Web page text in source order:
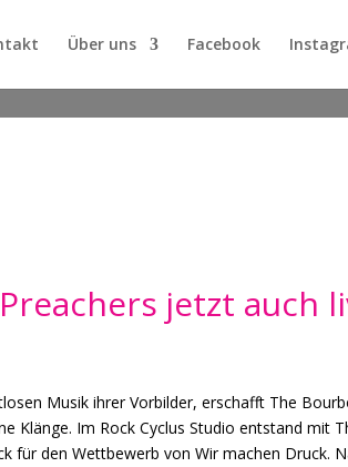
Über uns Facebook
jetzt auch
Musik ihrer Vorbilder, erschafft The
Klänge. Im Rock Cyclus Studio entstand mit
für den Wettbewerb von Wir machen Druck.